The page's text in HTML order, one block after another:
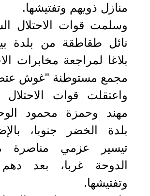
منازل ذويهم وتفتيشها.
وسلمت قوات الاحتلال
نائل طقاطقة من بلدة
بلاغا لمراجعة مخابرات
مجمع مستوطنة "غوش
واعتقلت قوات الاحتلال
مهند وحمزة محمود
بلدة الخضر جنوبا،
تيسير عزمي مناصرة
الدوحة غربا، بعد دهم
وتفتيشها.